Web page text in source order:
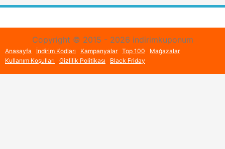
Copyright © 2015 - 2026 indirimkuponum
Anasayfa İndirim Kodları Kampanyalar Top 100
Mağazalar
Kullanım Koşulları
Gizlilik Politikası Black Friday